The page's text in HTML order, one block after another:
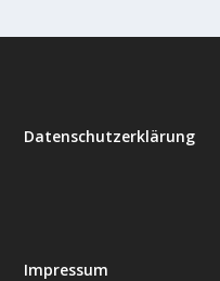
Datenschutzerklärung
Impressum